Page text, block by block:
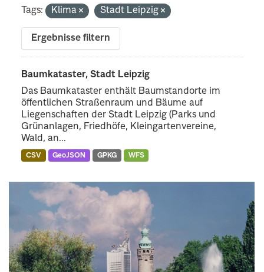
Tags: Klima Stadt Leipzig
Ergebnisse filtern
Baumkataster, Stadt Leipzig
Das Baumkataster enthält Baumstandorte im
öffentlichen Straßenraum und Bäume auf
Liegenschaften der Stadt Leipzig (Parks und
Grünanlagen, Friedhöfe, Kleingartenvereine,
Wald, an...
CSV GeoJSON GPKG WFS